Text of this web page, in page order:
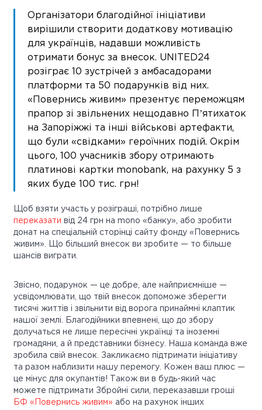
Організатори благодійної ініціативи
вирішили створити додаткову мотивацію
для українців, надавши можливість
отримати бонус за внесок. UNITED24
розіграє 10 зустрічей з амбасадорами
платформи та 50 подарунків від них.
«Повернись живим» презентує переможцям
прапор зі звільнених нещодавно Пʼятихаток
на Запоріжжі та інші військові артефакти,
що були «свідками» героїчних подій. Окрім
цього, 100 учасників збору отримають
платинові картки monobank, на рахунку 5 з
яких буде 100 тис. грн!
Щоб взяти участь у розіграші, потрібно лише
переказати
від 24 грн на mono «банку», або зробити
донат на спеціальній сторінці сайту фонду «Повернись
живим». Що більший внесок ви зробите — то більше
шансів виграти.
Звісно, подарунок — це добре, але найприємніше —
усвідомлювати, що твій внесок допоможе зберегти
тисячі життів і звільнити від ворога принаймні клаптик
нашої землі. Благодійники впевнені, що до збору
долучаться не лише пересічні українці та іноземні
громадяни, а й представники бізнесу. Наша команда вже
зробила свій внесок. Закликаємо підтримати ініціативу
та разом наблизити нашу перемогу. Кожен ваш плюс —
це мінус для окупантів! Також ви в будь-який час
можете підтримати Збройні сили, переказавши гроші
БФ «Повернись живим» або на рахунок інших